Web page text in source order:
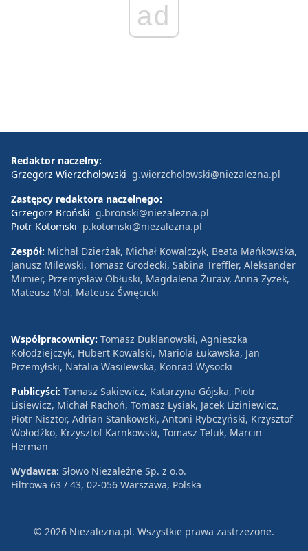
ad
Redaktor naczelny:
Grzegorz Wierzchołowski g.wierzcholowski@niezalezna.pl
Zastępcy redaktora naczelnego:
Grzegorz Broński g.bronski@niezalezna.pl
Piotr Kotomski p.kotomski@niezalezna.pl
Zespół: Michał Dzierżak, Michał Kowalczyk, Beata Mańkowska,
Janusz Milewski, Tomasz Grodecki, Sabina Treffler, Aleksander
Mimier, Przemysław Obłuski, Magdalena Żuraw, Anna Zyzek,
Mateusz Mol, Mateusz Święcicki
Współpracownicy: Tomasz Duklanowski, Agnieszka
Kołodziejczyk, Hubert Kowalski, Mariola Łukawska, Jan
Przemyłski, Natalia Wasilewska, Konrad Wysocki
Publicyści: Tomasz Sakiewicz, Katarzyna Gójska, Piotr
Lisiewicz, Michał Rachoń, Tomasz Łysiak, Jacek Liziniewicz,
Piotr Nisztor, Adrian Stankowski, Antoni Rybczyński, Krzysztof
Wołodźko, Krzysztof Karnkowski, Tomasz Teluk, Marcin
Herman
Wydawca: Słowo Niezależne Sp. z o.o.
Filtrowa 63 / 43, 02-056 Warszawa, Polska
© 2026 Niezależna.pl. Wszystkie prawa zastrzeżone.